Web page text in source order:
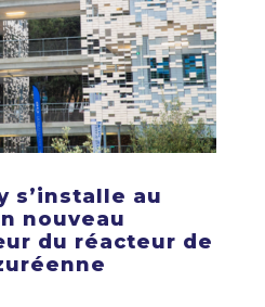
s’installe au
nouveau
du réacteur de